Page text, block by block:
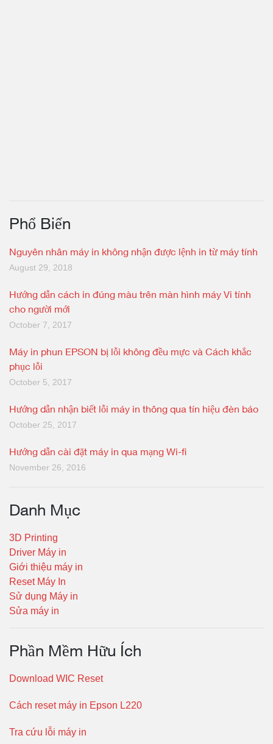
Phổ Biến
Nguyên nhân máy in không nhận được lệnh in từ máy tính
August 29, 2018
Hướng dẫn cách in đúng màu trên màn hình máy Vi tính
cho người mới
October 7, 2017
Máy in phun EPSON bị lỗi không đều mực và Cách khắc
phục lỗi
October 5, 2017
Hướng dẫn nhận biết lỗi máy in thông qua tín hiệu đèn báo
October 25, 2017
Hướng dẫn cài đặt máy in qua mạng Wi-fi
November 26, 2016
Danh Mục
3D Printing
Driver Máy in
Giới thiệu máy in
Reset Máy In
Sử dụng Máy in
Sửa máy in
Phần Mềm Hữu Ích
Download WIC Reset
Cách reset máy in Epson L220
Tra cứu lỗi máy in